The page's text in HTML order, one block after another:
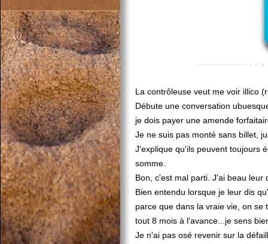
La contrôleuse veut me voir illico
Débute une conversation
je dois payer une amende
Je ne suis pas monté sans billet,
J'explique qu'ils peuvent toujours
somme.
Bon, c'est mal parti. J'ai beau
Bien entendu lorsque je leur dis
parce que dans la vraie vie, on
tout 8 mois à l'avance...je sens
Je n'ai pas osé revenir sur la